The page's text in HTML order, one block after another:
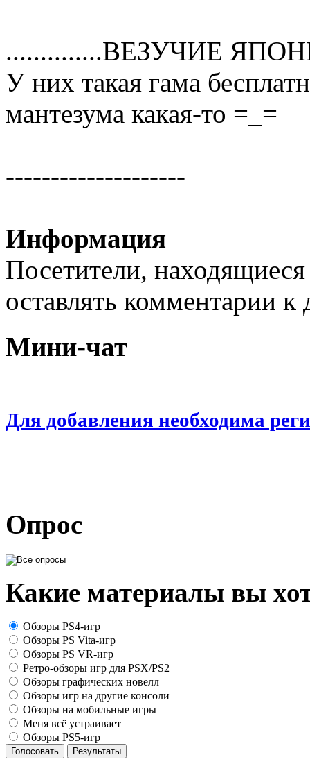
..............ВЕЗУЧИЕ
У них такая гама
мантезума какая-то =_=
--------------------
Информация
Посетители,
оставлять комментарии
Мини-чат
Для добавления необходима
Опрос
Какие материалы вы
Обзоры PS4-игр
Обзоры PS Vita-игр
Обзоры PS VR-игр
Ретро-обзоры игр для PSX/PS2
Обзоры графических новелл
Обзоры игр на другие консоли
Обзоры на мобильные игры
Меня всё устраивает
Обзоры PS5-игр
Голосовать Результаты